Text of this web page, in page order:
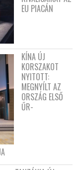
EU PIACÁN
KÍNA ÚJ
KORSZAKOT
NYITOTT:
MEGNYÍLT AZ
ORSZÁG ELSŐ
ŰR-